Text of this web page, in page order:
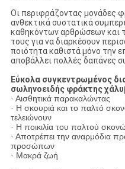
Οι περιφράζοντας μονάδες
ανθεκτικά συστατικά
καθηκόντων αρθρώσεων και
τους για να διαρκέσουν
ποιότητα καθιστά μόνο την
αποβάλλει πολλές δαπάνες
Εύκολα συγκεντρωμένος
σωληνοειδής φράκτης
· Αισθητικά παρακαλώντας
· Η σκουριά και το παλτό
τελειώνουν
· Η ποικιλία του παλτού
· Αποτρέπει την αναρμόδια
προσώπων
· Μακρά ζωή